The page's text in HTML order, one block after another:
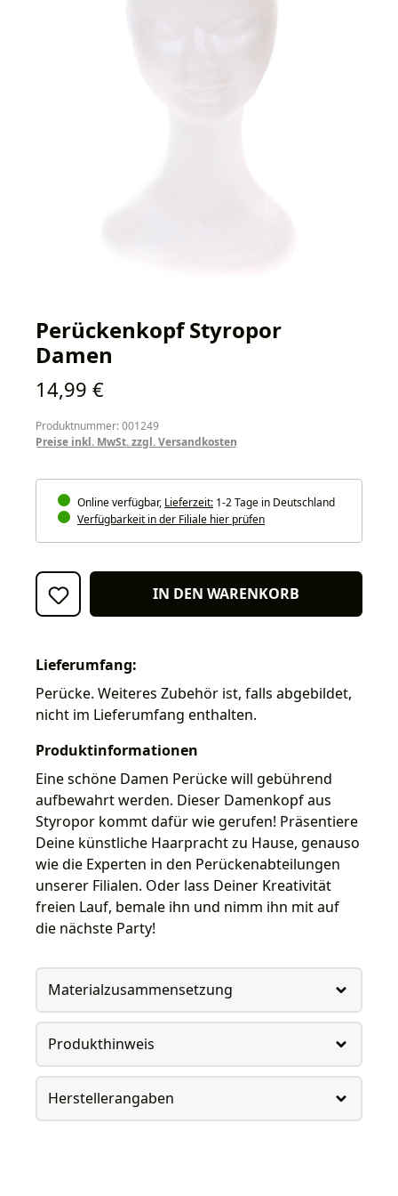
Perückenkopf Styropor
Damen
Regulärer Preis:
14,99 €
Produktnummer: 001249
Preise inkl. MwSt. zzgl. Versandkosten
Online verfügbar, Lieferzeit: 1-2 Tage in Deutschland
Verfügbarkeit in der Filiale hier prüfen
IN DEN WARENKORB
Lieferumfang:
Perücke. Weiteres Zubehör ist, falls abgebildet,
nicht im Lieferumfang enthalten.
Produktinformationen
Eine schöne Damen Perücke will gebührend
aufbewahrt werden. Dieser Damenkopf aus
Styropor kommt dafür wie gerufen! Präsentiere
Deine künstliche Haarpracht zu Hause, genauso
wie die Experten in den Perückenabteilungen
unserer Filialen. Oder lass Deiner Kreativität
freien Lauf, bemale ihn und nimm ihn mit auf
die nächste Party!
Materialzusammensetzung
Produkthinweis
Herstellerangaben